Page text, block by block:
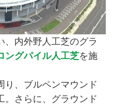
、内外野人工芝のグラ
ングパイル人工芝を施
り、ブルペンマウンド
。さらに、グラウンド